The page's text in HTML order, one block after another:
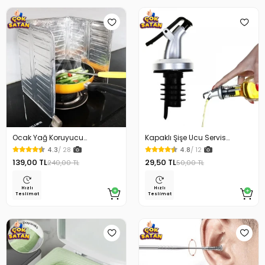
Ocak Yağ Koruyucu
Alüminyum Levha 32.5 x 84
Cm
4.3/ 28
139,00 TL240,00 TL
Hızlı
Teslimat
Kapaklı Şişe Ucu Servis
Aparatı Yağdanlık Tıpa
4.8/ 12
29,50 TL50,00 TL
Hızlı
Teslimat